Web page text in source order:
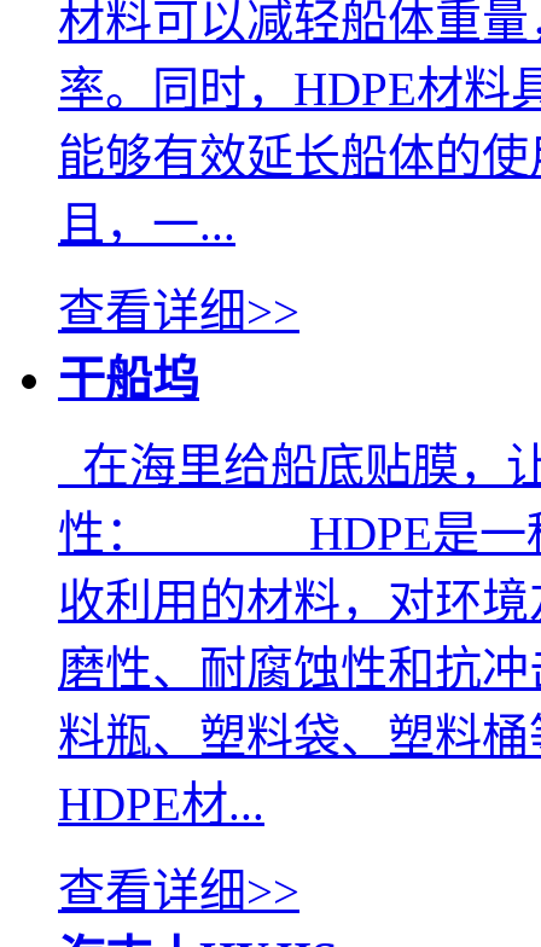
材料可以减轻船体重
率。同时，HDPE材料
能够有效延长船体的
且，一...
查看详细>>
干船坞
在海里给船底贴膜
性： HDPE是一种
收利用的材料，对环
磨性、耐腐蚀性和抗
料瓶、塑料袋、塑料
HDPE材...
查看详细>>